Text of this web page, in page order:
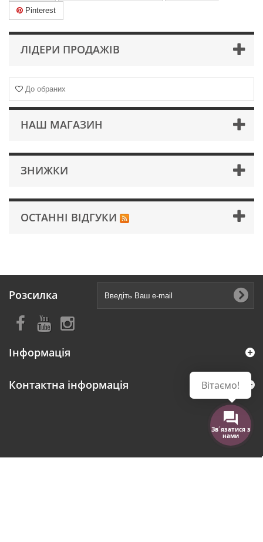
ЛІДЕРИ ПРОДАЖІВ
До обраних
НАШ МАГАЗИН
ЗНИЖКИ
ОСТАННІ ВІДГУКИ
Pinterest
Розсилка
Інформація
Контактна інформація
Зв´язатися з
нами
Вітаємо!